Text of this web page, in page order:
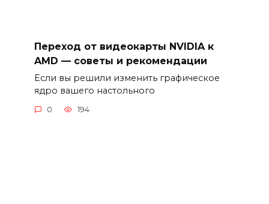
Переход от видеокарты NVIDIA к
AMD — советы и рекомендации
Если вы решили изменить графическое
ядро вашего настольного
0 194